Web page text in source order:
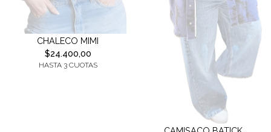
CHALECO MIMI
$24.400,00
HASTA 3 CUOTAS